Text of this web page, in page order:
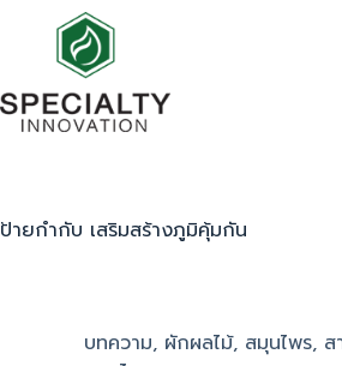
ป้ายกำกับ เสริมสร้างภูมิคุ้มกัน
บทความ, ผักผลไม้, สมุนไพร, ส